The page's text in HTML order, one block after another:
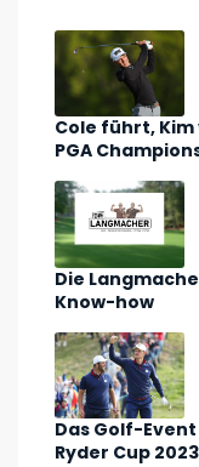
Cole führt, Kim
PGA
Die
Know-how
Das Golf-
Ryder Cup